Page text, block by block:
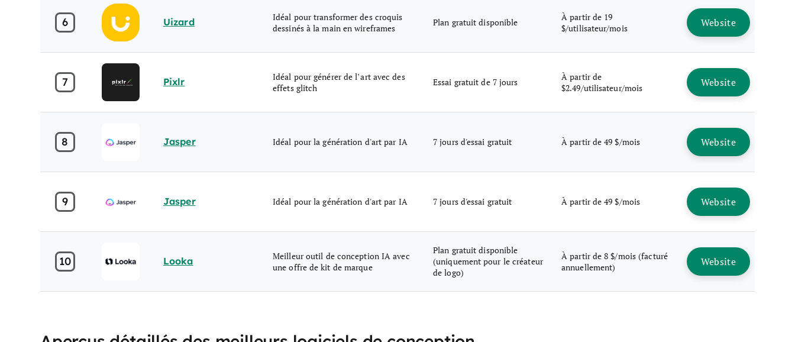
6 Uizard
Idéal pour transformer des croquis
dessinés à la main en wireframes
Plan gratuit disponible
À partir de 19
$/utilisateur/mois
Website
7 Pixlr
Idéal pour générer de l’art avec des
effets glitch
Essai gratuit de 7 jours
À partir de
$2.49/utilisateur/mois
Website
8 Jasper Idéal pour la génération d'art par IA 7 jours d'essai gratuit À partir de 49 $/mois Website
9 Jasper Idéal pour la génération d'art par IA 7 jours d'essai gratuit À partir de 49 $/mois Website
10 Looka
Meilleur outil de conception IA avec
une offre de kit de marque
Plan gratuit disponible
(uniquement pour le créateur
de logo)
À partir de 8 $/mois (facturé
annuellement)
Website